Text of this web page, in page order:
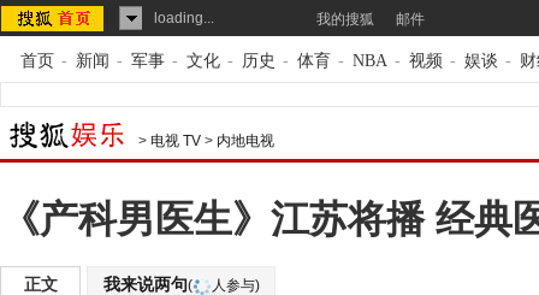
loading... 我的搜狐 邮件
首页 - 新闻 - 军事 - 文化 - 历史 - 体育 - NBA - 视频 - 娱谈 -
> 电视 TV > 内地电视
《产科男医生》江苏将播 经典
正文 我来说两句( 人参与)